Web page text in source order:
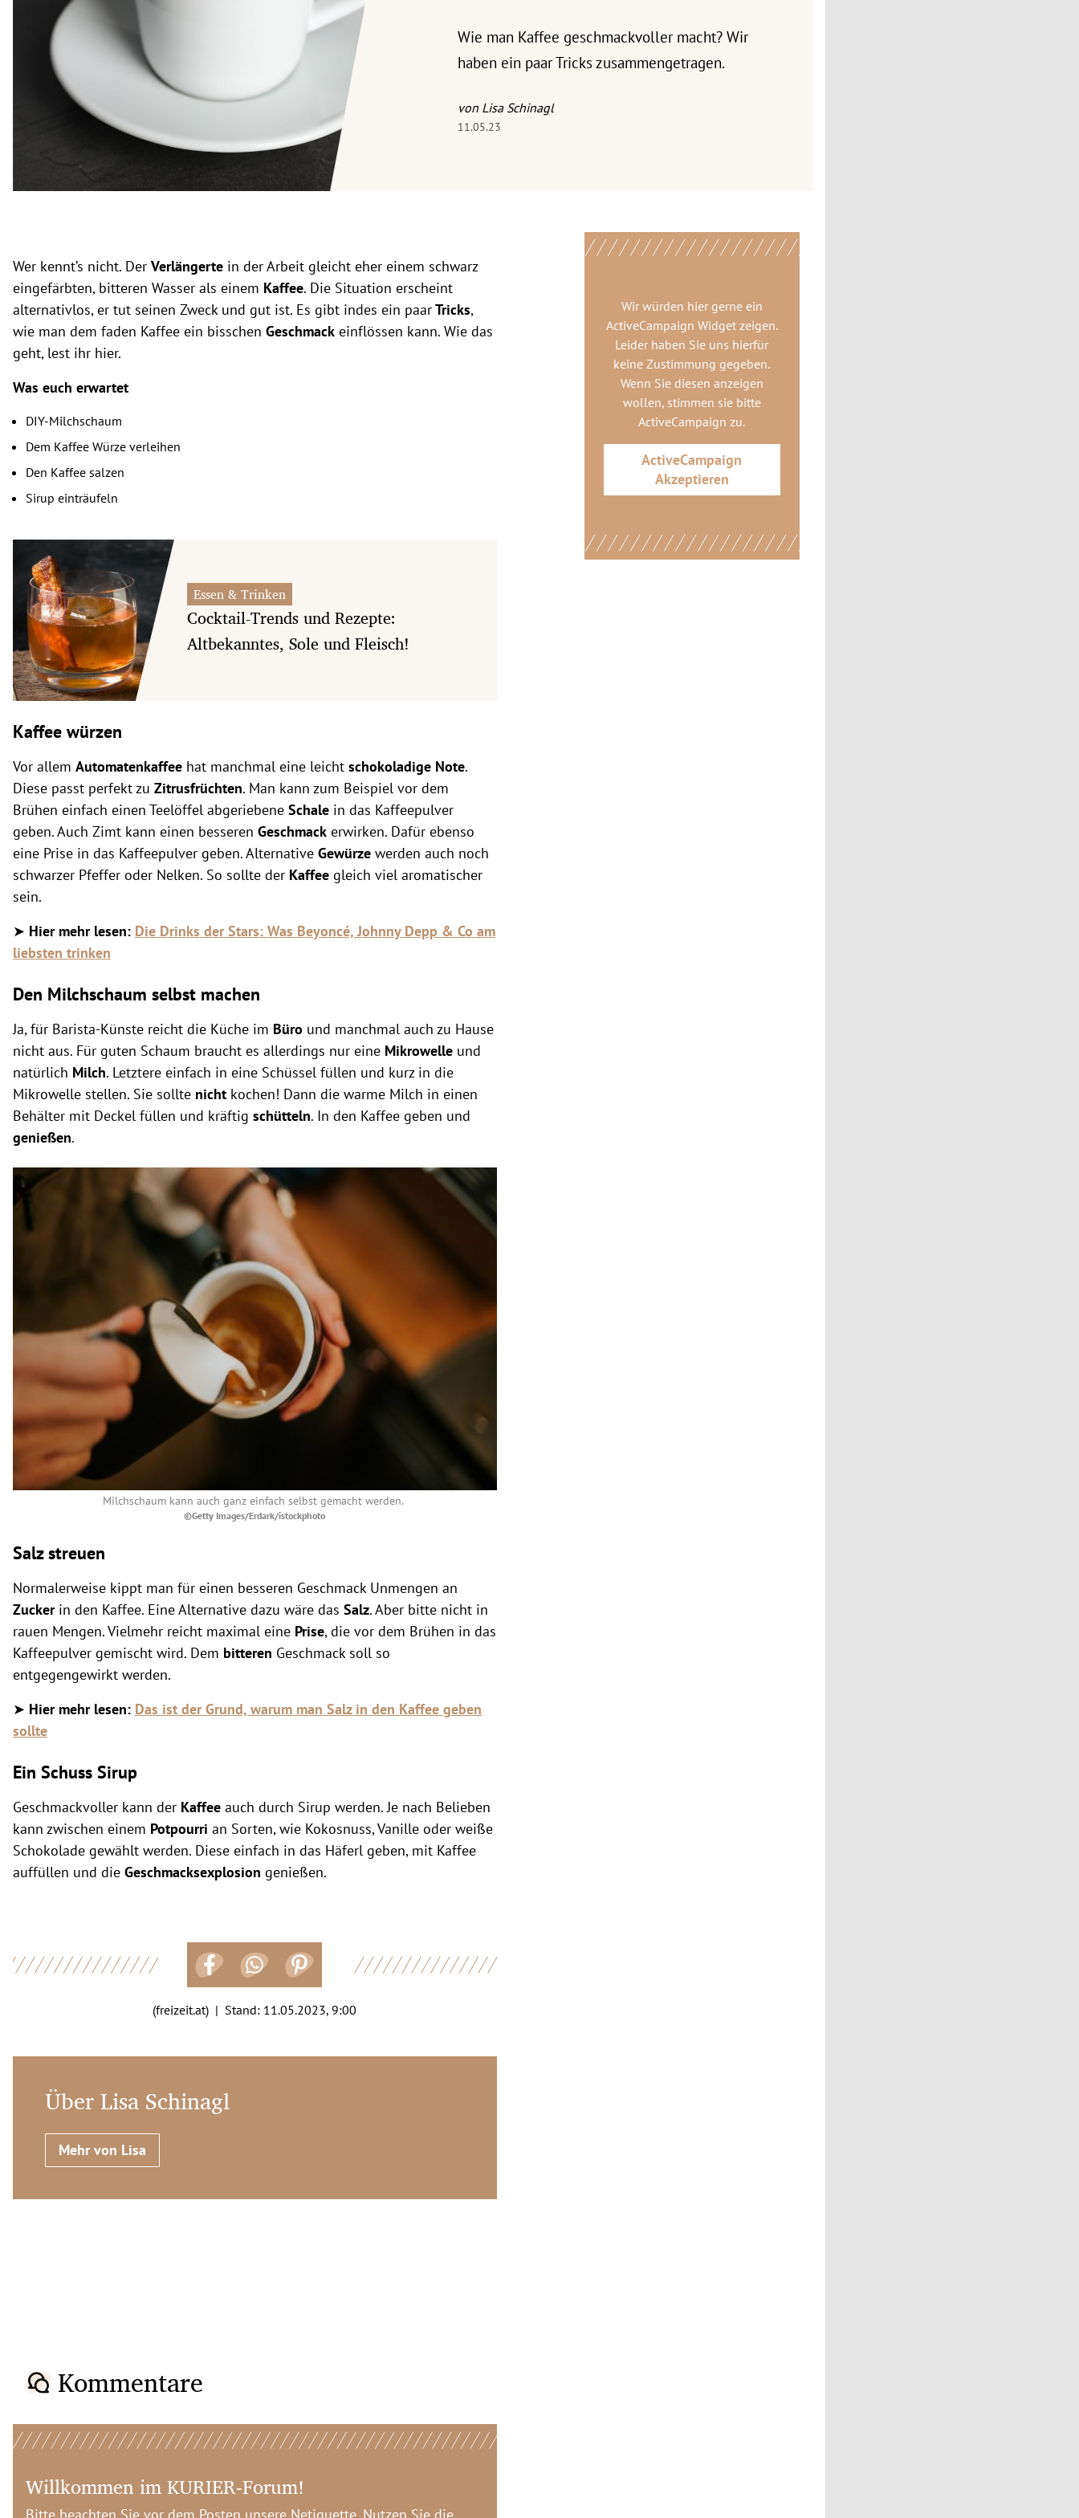
Untermenü
Untermenü
Untermenü
Untermenü
Untermenü
Wie man Kaffee geschmackvoller macht? Wir
haben ein paar Tricks zusammengetragen.
von Lisa Schinagl
11.05.23
Wer kennt’s nicht. Der Verlängerte in der Arbeit gleicht eher einem schwarz
eingefärbten, bitteren Wasser als einem Kaffee. Die Situation erscheint
alternativlos, er tut seinen Zweck und gut ist. Es gibt indes ein paarTricks,
wie man dem faden Kaffee ein bisschen Geschmack einflössen kann. Wie das
geht, lest ihr hier.
Was euch erwartet
DIY-Milchschaum
Dem Kaffee Würze verleihen
Den Kaffee salzen
Sirup einträufeln
Essen & Trinken
Cocktail-Trends und Rezepte:
Altbekanntes, Sole und Fleisch!
Kaffee würzen
Vor allem Automatenkaffee hat manchmal eine leicht schokoladige Note.
Diese passt perfekt zu Zitrusfrüchten. Man kann zum Beispiel vor dem
Brühen einfach einen Teelöffel abgeriebene Schale in das Kaffeepulver
geben. Auch Zimt kann einen besseren Geschmack erwirken. Dafür ebenso
eine Prise in das Kaffeepulver geben. Alternative Gewürze werden auch noch
schwarzer Pfeffer oder Nelken. So sollte der Kaffee gleich viel aromatischer
sein.
➤ Hier mehr lesen: Die Drinks der Stars: Was Beyoncé, Johnny Depp & Co am
liebsten trinken
Den Milchschaum selbst machen
Ja, für Barista-Künste reicht die Küche im Büro und manchmal auch zu Hause
nicht aus. Für guten Schaum braucht es allerdings nur eine Mikrowelle und
natürlich Milch. Letztere einfach in eine Schüssel füllen und kurz in die
Mikrowelle stellen. Sie sollte nicht kochen! Dann die warme Milch in einen
Behälter mit Deckel füllen und kräftig schütteln. In den Kaffee geben und
genießen.
Milchschaum kann auch ganz einfach selbst gemacht werden.
©Getty Images/Erdark/istockphoto
Salz streuen
Normalerweise kippt man für einen besseren Geschmack Unmengen an
Zuckerin den Kaffee. Eine Alternative dazu wäre das Salz. Aber bitte nicht in
rauen Mengen. Vielmehr reicht maximal eine Prise, die vor dem Brühen in das
Kaffeepulver gemischt wird. Dem bitteren Geschmack soll so
entgegengewirkt werden.
➤ Hier mehr lesen: Das ist der Grund, warum man Salz in den Kaffee geben
sollte
Ein Schuss Sirup
Geschmackvoller kann der Kaffee auch durch Sirup werden. Je nach Belieben
kann zwischen einem Potpourri an Sorten, wie Kokosnuss, Vanille oder weiße
Schokolade gewählt werden. Diese einfach in das Häferl geben, mit Kaffee
auffüllen und die Geschmacksexplosion genießen.
(freizeit.at) | Stand: 11.05.2023, 9:00
Über Lisa Schinagl
Mehr von Lisa
Wir würden hier gerne ein
ActiveCampaign Widgetzeigen.
Leider haben Sie uns hierfür
keine Zustimmung gegeben.
Wenn Sie diesen anzeigen
wollen, stimmen sie bitte
ActiveCampaign zu.
ActiveCampaign
Akzeptieren
Kommentare